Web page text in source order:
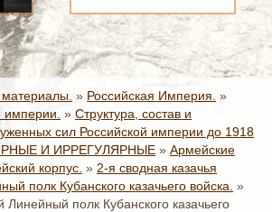
» Российская Империя. »
империи. » Структура, состав и
сил Российской империи до 1918
И ИРРЕГУЛЯРНЫЕ » Армейские
корпус. » 2-я сводная казачья
полк Кубанского казачьего войска. »
полк Кубанского казачьего